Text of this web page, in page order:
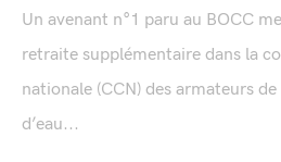
Un avenant n°1 paru au BOCC
retraite supplémentaire dans la
nationale (CCN) des armateurs de
d’eau...